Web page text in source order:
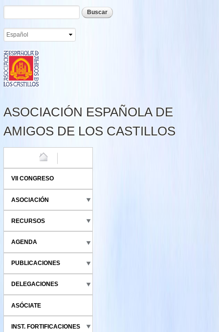
Pasar al
contenido
Formulario de búsqueda
Buscar
ASOCIACIÓN ESPAÑOLA DE
AMIGOS DE LOS CASTILLOS
VII CONGRESO
ASOCIACIÓN
RECURSOS
AGENDA
PUBLICACIONES
DELEGACIONES
ASÓCIATE
INST. FORTIFICACIONES